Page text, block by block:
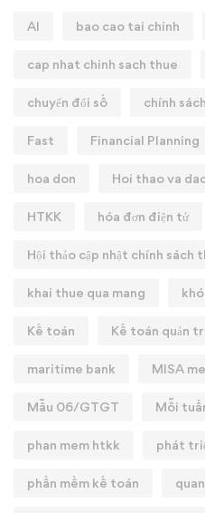
AI bao cao tai chinh
cap nhat chinh sach thue
chuyển đổi số chính
Fast Financial Planning
hoa don Hoi thao va
HTKK hóa đơn điện tử
Hội thảo cập nhật chính sách
khai thue qua mang
Kế toán Kế toán quản
maritime bank MISA
Mẫu 06/GTGT Mỗi
phan mem htkk phát
phần mềm kế toán